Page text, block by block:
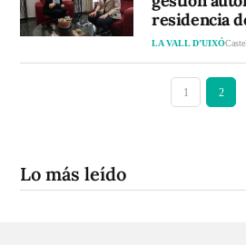
residencia
LA VALL D’UIXÓ
1 2
Lo más leído